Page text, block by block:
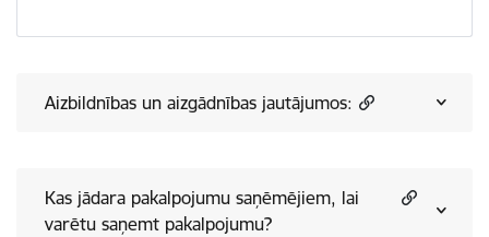
Aizbildnības un aizgādnības jautājumos:
Kas jādara pakalpojumu saņēmējiem, lai
varētu saņemt pakalpojumu?